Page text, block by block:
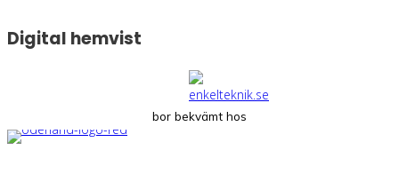
Digital hemvist
bor bekvämt hos